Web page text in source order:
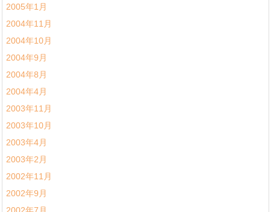
2005年1月
2004年11月
2004年10月
2004年9月
2004年8月
2004年4月
2003年11月
2003年10月
2003年4月
2003年2月
2002年11月
2002年9月
2002年7月